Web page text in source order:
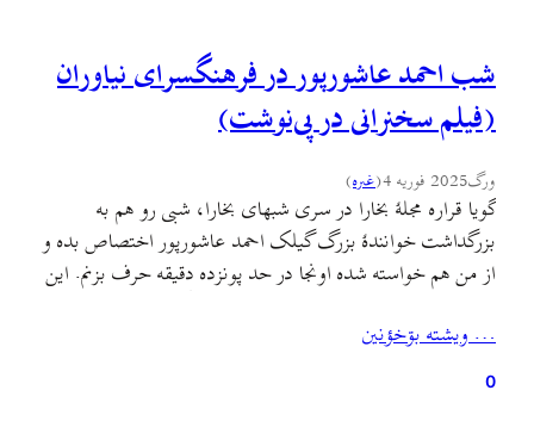
شب احمد عاشورپور در فرهنگسرای نیاوران
(فیلم سخنرانی در پی‌نوشت)
ورگ2025 فوریه 4 (غىره)
گویا قراره مجلهٔ بخارا در سری شبهای بخارا، شبی رو هم به
بزرگداشت خوانندهٔ بزرگ گیلک احمد عاشورپور اختصاص بده و
از من هم خواسته شده اونجا در حد پونزده دقیقه حرف بزنم. این
میشه و امیدوارم دوستان و همراهان ساکن تهران رو ببینم و…
… ويشته بۊخؤنين
0